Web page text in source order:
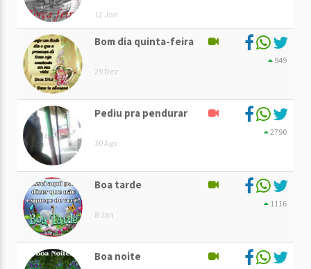
12 Jan
Bom dia quinta-feira
29 Dez
949
Pediu pra pendurar
30 Ago
2790
Boa tarde
8 Jan
1116
Boa noite